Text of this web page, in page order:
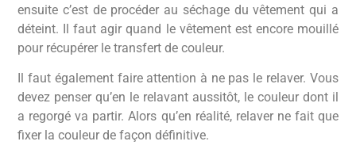
ensuite c’est de procéder au séchage du vêtement qui a
déteint. Il faut agir quand le vêtement est encore mouillé
pour récupérer le transfert de couleur.
Il faut également faire attention à ne pas le relaver. Vous
devez penser qu’en le relavant aussitôt, le couleur dont il
a regorgé va partir. Alors qu’en réalité, relaver ne fait que
fixer la couleur de façon définitive.